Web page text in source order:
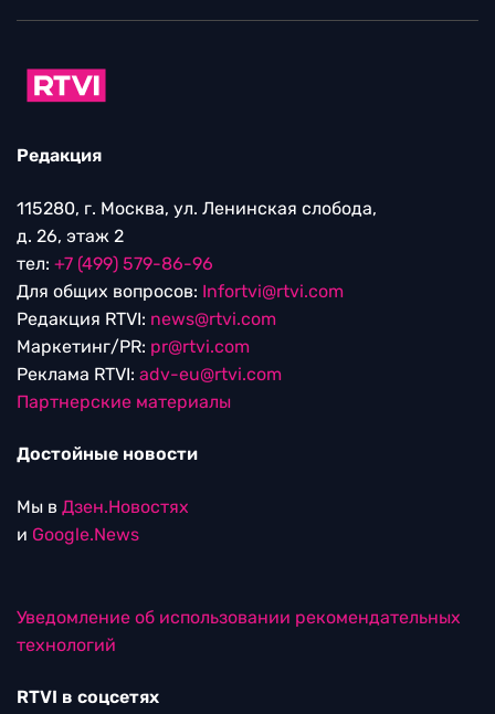
Редакция
115280, г. Москва, ул. Ленинская слобода,
д. 26, этаж 2
тел: +7 (499) 579-86-96
Для общих вопросов: Infortvi@rtvi.com
Редакция RTVI: news@rtvi.com
Маркетинг/PR: pr@rtvi.com
Реклама RTVI: adv-eu@rtvi.com
Партнерские материалы
Достойные новости
Мы в Дзен.Новостях
и Google.News
Уведомление об использовании рекомендательных
технологий
RTVI в соцсетях